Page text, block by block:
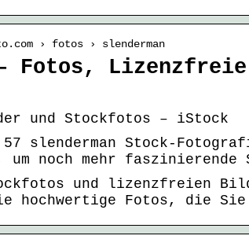
› fotos › slenderman
– Fotos,
und Stockfotos – iStock
slenderman Stock-
um noch mehr
und lizenzfreien
hochwertige Fotos, die Sie